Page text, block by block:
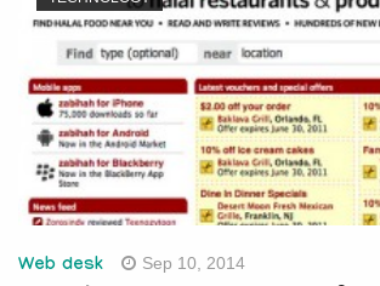
Web desk Sep 10, 2014